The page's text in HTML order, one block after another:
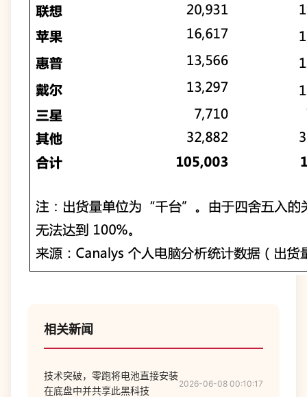
相关新闻
技术突破，零跑将电池直接安装
在底盘中并共享此黑科技
2026-06-08 00:10:17